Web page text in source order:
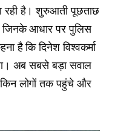
रही है। शुरुआती पूछताछ
जिनके आधार पर पुलिस
है कि दिनेश विश्वकर्मा
अब सबसे बड़ा सवाल
लोगों तक पहुंचे और